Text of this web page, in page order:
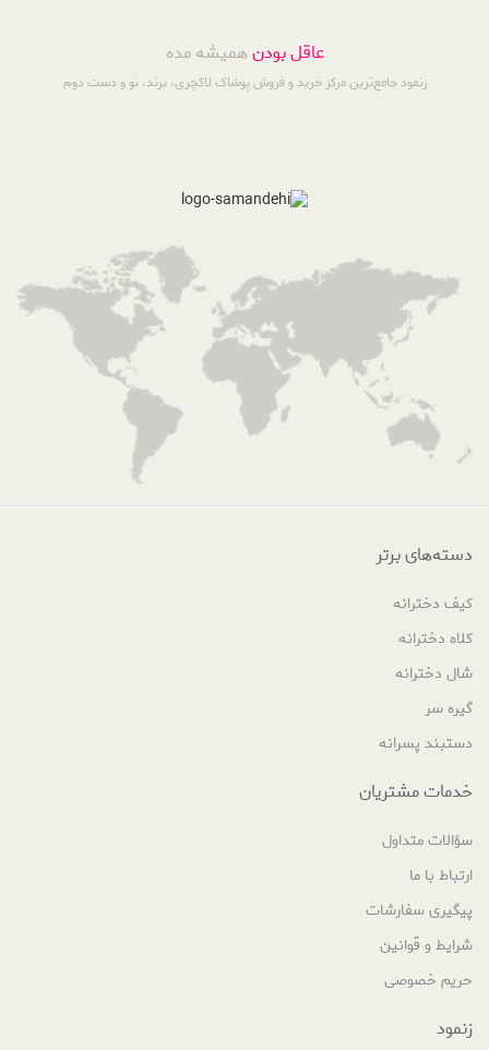
عاقل بودنهمیشه مده
زنمود جامع‌ترین مرکز خرید و فروش پوشاک لاکچری، برند، نو و دست دوم
دسته‌های برتر
کیف دخترانه
کلاه دخترانه
شال دخترانه
گیره سر
دستبند پسرانه
خدمات مشتریان
سؤالات متداول
ارتباط با ما
پیگیری سفارشات
شرایط و قوانین
حریم خصوصی
زنمود